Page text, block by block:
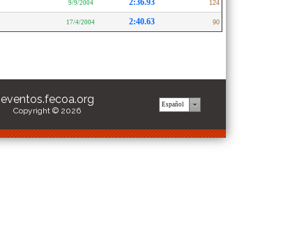
9/9/2004 2:36.93 124
17/4/2004 2:40.63 90
eventos.fecoa.org
Copyright © 2026